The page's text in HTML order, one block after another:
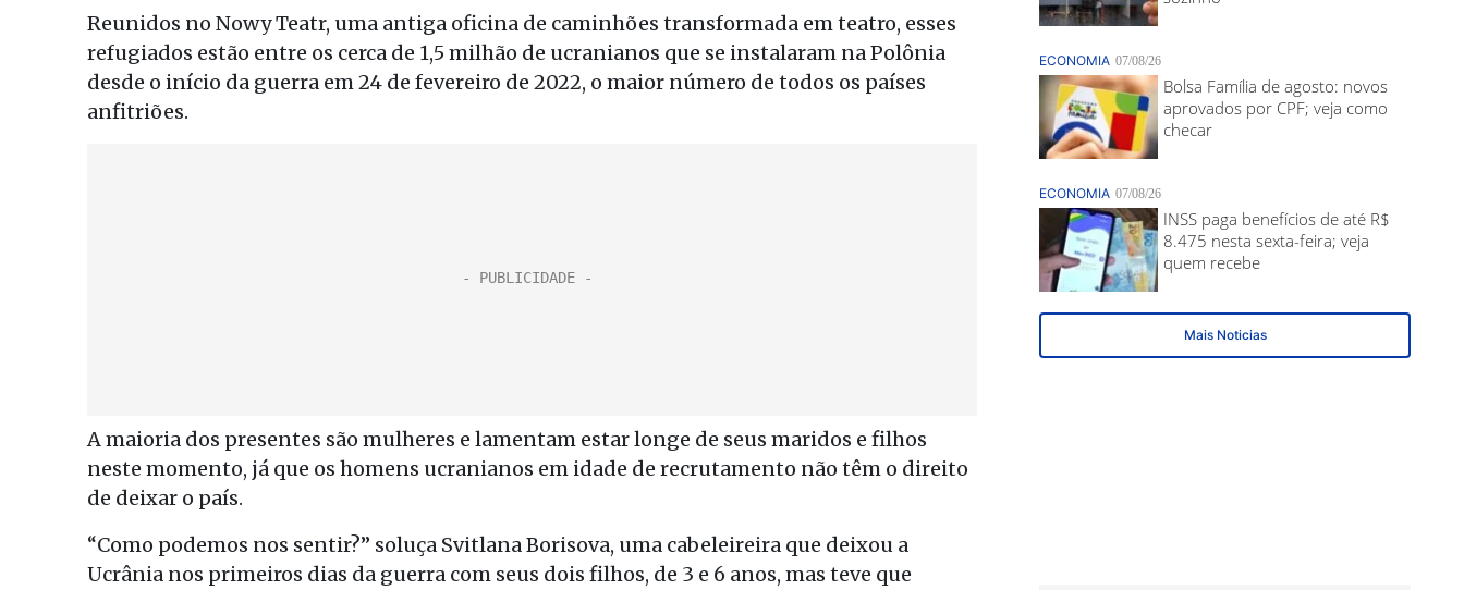
Reunidos no Nowy Teatr, uma antiga oficina de caminhões transformada em teatro, esses
refugiados estão entre os cerca de 1,5 milhão de ucranianos que se instalaram na Polônia
desde o início da guerra em 24 de fevereiro de 2022, o maior número de todos os países
anfitriões.
A maioria dos presentes são mulheres e lamentam estar longe de seus maridos e filhos
neste momento, já que os homens ucranianos em idade de recrutamento não têm o direito
de deixar o país.
“Como podemos nos sentir?” soluça Svitlana Borisova, uma cabeleireira que deixou a
Ucrânia nos primeiros dias da guerra com seus dois filhos, de 3 e 6 anos, mas teve que